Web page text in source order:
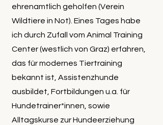
ehrenamtlich geholfen (Verein
Wildtiere in Not). Eines Tages habe
ich durch Zufall vom Animal Training
Center (westlich von Graz) erfahren,
das für modernes Tiertraining
bekannt ist, Assistenzhunde
ausbildet, Fortbildungen u.a. für
Hundetrainer*innen, sowie
Alltagskurse zur Hundeerziehung